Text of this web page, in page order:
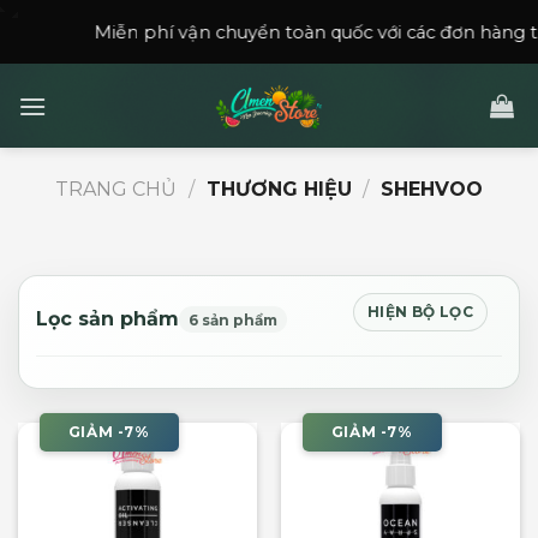
Miễn phí vận chuyển toàn quốc với các đơn hàng trên
TRANG CHỦ / THƯƠNG HIỆU / SHEHVOO
Lọc sản phẩm 6 sản phẩm HIỆN BỘ LỌC
GIẢM -7% GIẢM -7%